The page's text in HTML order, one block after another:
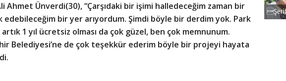
Ahmet Ünverdi(30), “Çarşıdaki bir işimi halledeceğim zaman bir
edebileceğim bir yer arıyordum. Şimdi böyle bir derdim yok. Park
1 yıl ücretsiz olması da çok güzel, ben çok memnunum.
Belediyesi’ne de çok teşekkür ederim böyle bir projeyi hayata